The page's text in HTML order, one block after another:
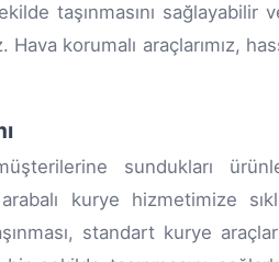
taşınmasını sağlayabilir
korumalı araçlarımız,
sundukları
kurye hizmetimize
standart kurye